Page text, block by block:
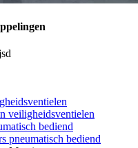
veiligheidsventielen
bediend
pneumatisch bediend